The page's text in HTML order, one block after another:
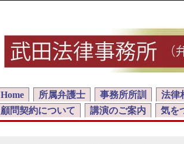
Home 所属弁護士 事務所所訓 法律
顧問契約について
講演のご案内 気を